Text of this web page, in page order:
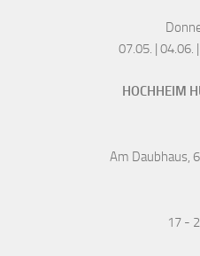
07.05. | 04.06. |
HOCHHEIM
Am Daubhaus,
17 -